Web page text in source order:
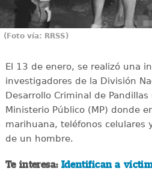
(Foto vía: RRSS)
El 13 de enero, se realizó una
investigadores de la División
Desarrollo Criminal de Pandillas
Ministerio Público (MP) donde
marihuana, teléfonos celulares
de un hombre.
Te interesa: Identifican a